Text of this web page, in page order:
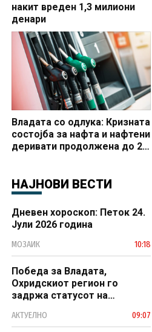
накит вреден 1,3 милиони
денари
Владата со одлука: Кризната
состојба за нафта и нафтени
деривати продолжена до 20
НАЈНОВИ ВЕСТИ
Дневен хороскоп: Петок 24.
Јули 2026 година
МОЗАИК 10:18
Победа за Владата,
Охридскиот регион го
задржа статусот на
наследство
АКТУЕЛНО 09:07